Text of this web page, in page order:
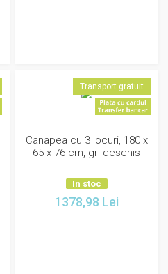
Transport gratuit
Canapea cu 3 locuri, 180 x
65 x 76 cm, gri deschis
In stoc
1378,98 Lei